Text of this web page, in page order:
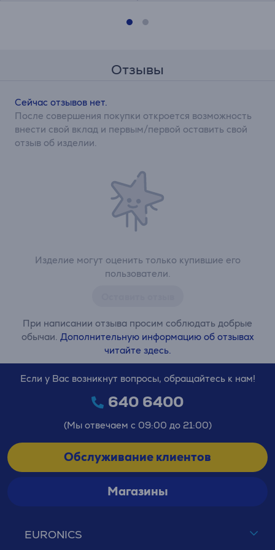
Отзывы
Изделие могут оценить только купившие его
пользователи.
При написании отзыва просим соблюдать добрые
обычаи. Дополнительную информацию об отзывах
читайте здесь.
Сейчас отзывов нет.
После совершения покупки откроется возможность
внести свой вклад и первым/первой оставить свой
отзыв об изделии.
EURONICS
Если у Вас возникнут вопросы, обращайтесь к нам!
640 6400
(Мы отвечаем с 09:00 до 21:00)
Обслуживание клиентов
Магазины